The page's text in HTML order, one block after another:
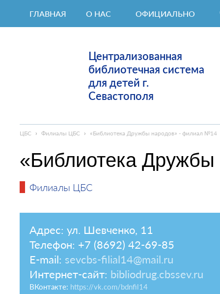
ГЛАВНАЯ О НАС ОФИЦИАЛЬНО
Централизованная
библиотечная система
для детей г.
Севастополя
ЦБС › Филиалы ЦБС › «Библиотека Дружбы народов» - филиал №14
«Библиотека
Филиалы ЦБС
Адрес: ул. Шевченко, 11
Телефон: +7 (8692) 42-69-85
E-mail: sevcbs-filial14@mail.ru
Интернет-сайт: bibliodrug.cbssev.ru
ВКонтакте: https://vk.com/bdnfil14